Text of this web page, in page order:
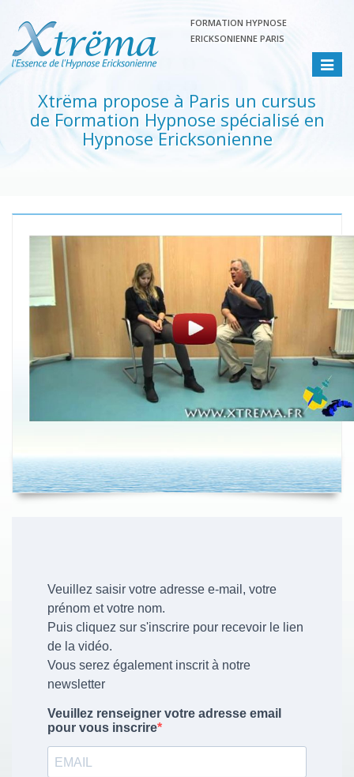
FORMATION HYPNOSE
ERICKSONIENNE PARIS
Toggle
Xtrëma propose à Paris un cursus
de Formation Hypnose spécialisé en
Hypnose Ericksonienne